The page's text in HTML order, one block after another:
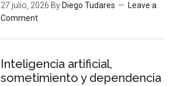
27 julio, 2026 By Diego Tudares
Leave a
Comment
Inteligencia artificial,
sometimiento y dependencia